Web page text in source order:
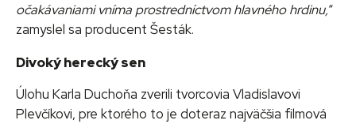
očakávaniami vníma prostredníctvom hlavného hrdinu,“
zamyslel sa producent Šesták.
Divoký herecký sen
Úlohu Karla Duchoňa zverili tvorcovia Vladislavovi
Plevčíkovi, pre ktorého to je doteraz najväčšia filmová